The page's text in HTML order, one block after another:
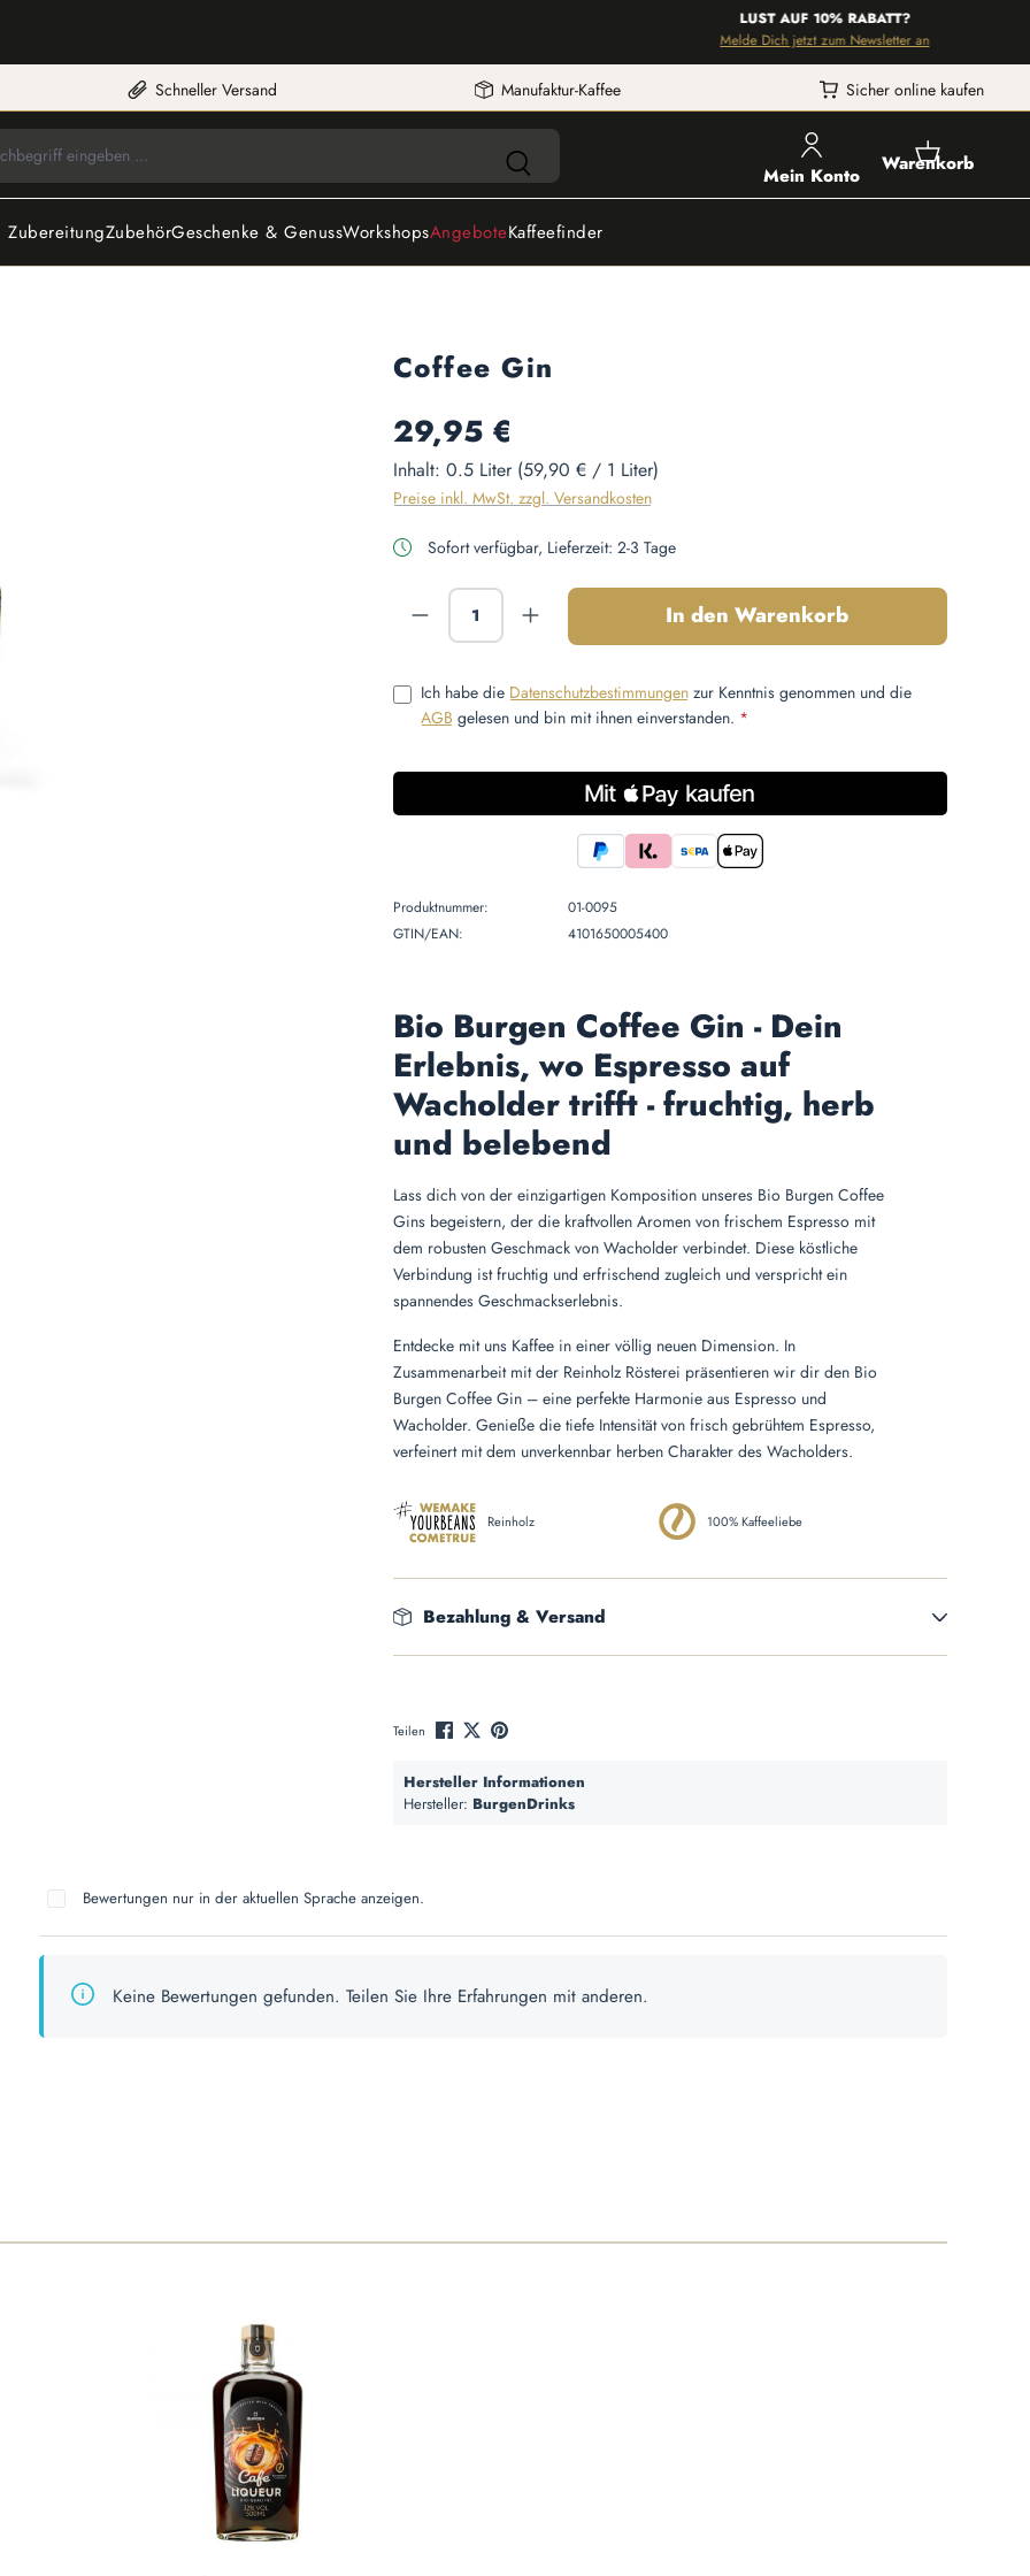
LUST AUF 10% RABATT?
Melde Dich jetzt zum Newsletter an
Schneller Versand Manufaktur-Kaffee Sicher online kaufen
Mein Konto Warenkorb
ZubereitungZubehörGeschenke & GenussWorkshopsAngeboteKaffeefinder
Coffee Gin
Regulärer Preis:
29,95 €
Inhalt: 0.5 Liter (59,90 € / 1 Liter)
Preise inkl. MwSt. zzgl. Versandkosten
Sofort verfügbar, Lieferzeit: 2-3 Tage
Produkt Anzahl: Gib den gewünschten Wert ein
In den Warenkorb
Ich habe die Datenschutzbestimmungenzur Kenntnis genommen und die
AGB gelesen und bin mit ihnen einverstanden. *
Produktnummer:
01-0095
GTIN/EAN:
4101650005400
Bio Burgen Coffee Gin - Dein
Erlebnis, wo Espresso auf
Wacholder trifft - fruchtig, herb
und belebend
Lass dich von der einzigartigen Komposition unseres Bio Burgen Coffee
Gins begeistern, der die kraftvollen Aromen von frischem Espresso mit
dem robusten Geschmack von Wacholder verbindet. Diese köstliche
Verbindung ist fruchtig und erfrischend zugleich und verspricht ein
spannendes Geschmackserlebnis.
Entdecke mit uns Kaffee in einer völlig neuen Dimension. In
Zusammenarbeit mit der Reinholz Rösterei präsentieren wir dir den Bio
Burgen Coffee Gin – eine perfekte Harmonie aus Espresso und
Wacholder. Genieße die tiefe Intensität von frisch gebrühtem Espresso,
verfeinert mit dem unverkennbar herben Charakter des Wacholders.
Reinholz 100% Kaffeeliebe
Bezahlung & Versand
Teilen
Hersteller Informationen
Hersteller: BurgenDrinks
Bewertungen nur in der aktuellen Sprache anzeigen.
Keine Bewertungen gefunden. Teilen Sie Ihre Erfahrungen mit anderen.